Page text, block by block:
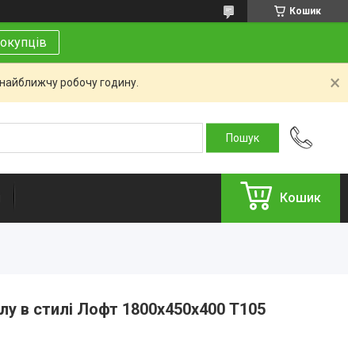
Кошик
робочу годину.
Кошик
в стилі Лофт 1800х450х400 Т105